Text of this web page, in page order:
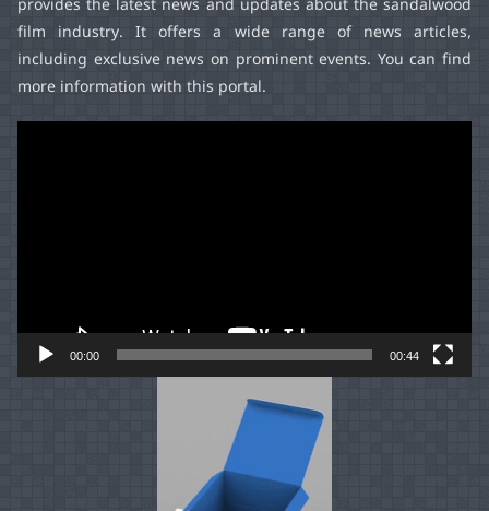
provides the latest news and updates about the sandalwood
film industry. It offers a wide range of news articles,
including exclusive news on prominent events. You can find
more information with this portal.
00:00 00:44